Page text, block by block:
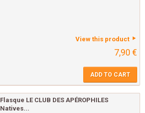
View this product
7,90 €
ADD TO CART
Flasque LE CLUB DES APÉROPHILES
Natives...